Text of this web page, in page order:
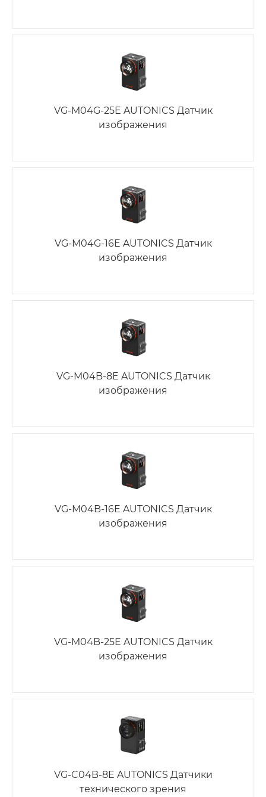
VG-M04G-25E AUTONICS Датчик
изображения
VG-M04G-16E AUTONICS Датчик
изображения
VG-M04B-8E AUTONICS Датчик
изображения
VG-M04B-16E AUTONICS Датчик
изображения
VG-M04B-25E AUTONICS Датчик
изображения
VG-C04B-8E AUTONICS Датчики
технического зрения